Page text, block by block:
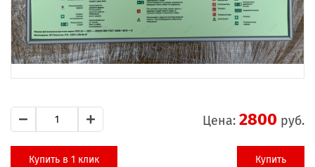
Цена: 2800 руб.
Купить в 1 клик Купить